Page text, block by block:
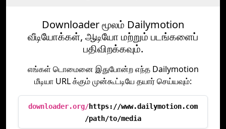
Downloader மூலம் Dailymotion
வீடியோக்கள், ஆடியோ மற்றும் படங்களைப்
பதிவிறக்கவும்.
எங்கள் டொமைனை இதுபோன்ற எந்த Dailymotion
மீடியா URL க்கும் முன்கூட்டியே தயார் செய்யவும்:
downloader.org/https://www.dailymotion.com
/path/to/media